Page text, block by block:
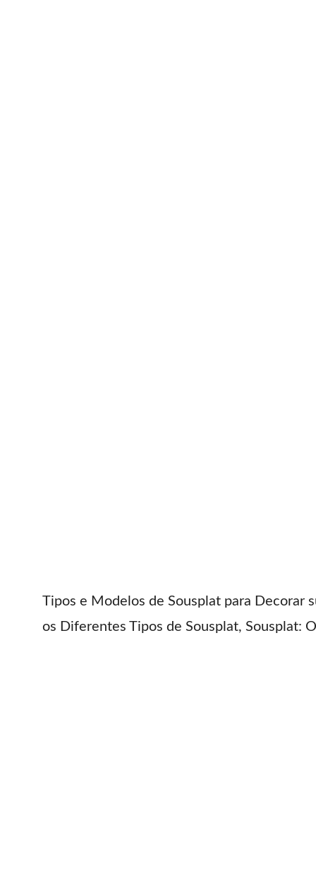
Tipos e Modelos de Sousplat para Decorar
os Diferentes Tipos de Sousplat, Sousplat: